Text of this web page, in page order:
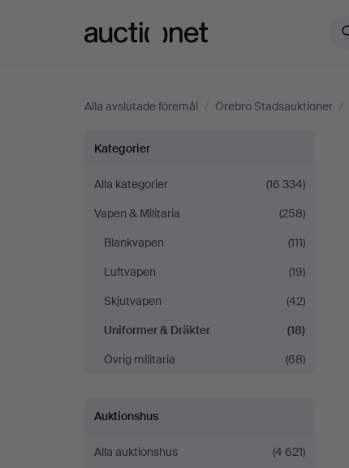
Alla avslutade föremål / Örebro Stadsauktioner /
Uniformer
&
Dräkter
på
Örebro
Stadsauktioner
Kategorier
Alla kategorier
(16 334)
Vapen & Militaria
(258)
Blankvapen
(111)
Luftvapen
(19)
Skjutvapen
(42)
Uniformer & Dräkter
(18)
Övrig militaria
(68)
Auktionshus
Alla auktionshus
(4 621)